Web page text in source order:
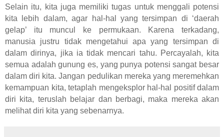
Selain itu, kita juga memiliki tugas untuk menggali potensi
kita lebih dalam, agar hal-hal yang tersimpan di ‘daerah
gelap’ itu muncul ke permukaan. Karena terkadang,
manusia justru tidak mengetahui apa yang tersimpan di
dalam dirinya, jika ia tidak mencari tahu. Percayalah, kita
semua adalah gunung es, yang punya potensi sangat besar
dalam diri kita. Jangan pedulikan mereka yang meremehkan
kemampuan kita, tetaplah mengeksplor hal-hal positif dalam
diri kita, teruslah belajar dan berbagi, maka mereka akan
melihat diri kita yang sebenarnya.